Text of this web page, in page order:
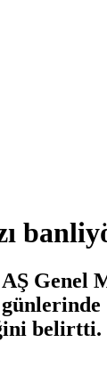
AŞ Genel
belirtti.